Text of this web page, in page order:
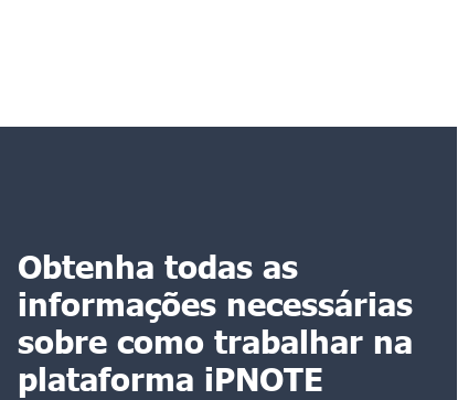
Obtenha todas as
informações necessárias
sobre como trabalhar na
plataforma iPNOTE